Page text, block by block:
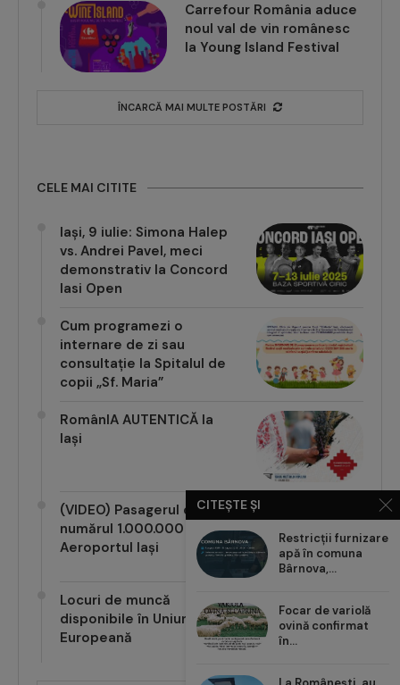
Carrefour România aduce
noul val de vin românesc
la Young Island Festival
ÎNCARCĂ MAI MULTE POSTĂRI
CELE MAI CITITE
Iași, 9 iulie: Simona Halep
vs. Andrei Pavel, meci
demonstrativ la Concord
Iasi Open
Cum programezi o
internare de zi sau
consultație la Spitalul de
copii „Sf. Maria”
RomânIA AUTENTICĂ la
Iași
(VIDEO) Pasagerul cu
numărul 1.000.000 pe
Aeroportul Iași
Locuri de muncă
disponibile în Uniunea
Europeană
CITEȘTE ȘI
Restricții furnizare
apă în comuna
Bârnova,...
Focar de variolă
ovină confirmat
în...